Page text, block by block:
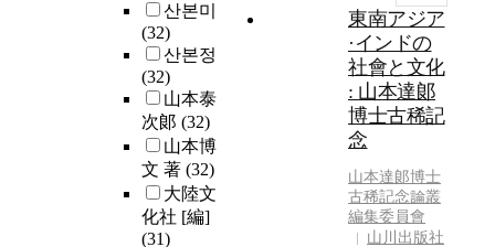
산본미
(32)
산본정
(32)
山本泰
次郞 (32)
山本博
文 著 (32)
大陸文
化社 [編]
(31)
東南アジア
·インドの
社會と文化
: 山本達郞
博士古稀記
念
山本達郞博士
古稀記念論叢
編集委員會
山川出版社